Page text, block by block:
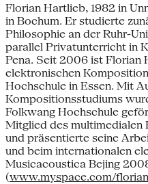
Florian Hartlieb, 1982 in
in Bochum. Er studierte
Philosophie an der Ruhr-
parallel Privatunterricht in
Pena. Seit 2006 ist Florian
elektronischen
Hochschule in Essen. Mit
Kompositionsstudiums
Folkwang Hochschule
Mitglied des multimedialen
und präsentierte seine
und beim internationalen
Musicacoustica Bejing
(www.myspace.com/